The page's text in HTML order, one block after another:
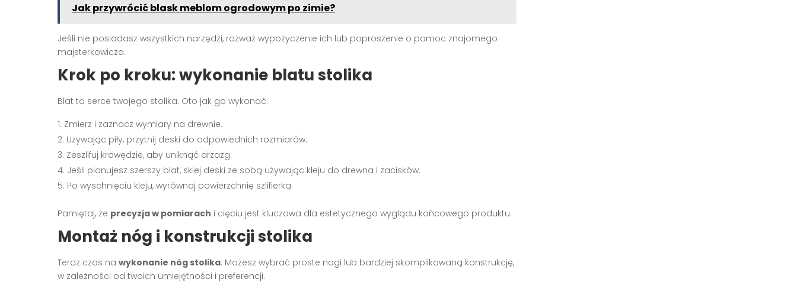
Jak przywrócić blask meblom ogrodowym po zimie?
Jeśli nie posiadasz wszystkich narzędzi, rozważ wypożyczenie ich lub poproszenie o pomoc znajomego
majsterkowicza.
Krok po kroku: wykonanie blatu stolika
Blat to serce twojego stolika. Oto jak go wykonać:
Zmierz i zaznacz wymiary na drewnie.
Używając piły, przytnij deski do odpowiednich rozmiarów.
Zeszlifuj krawędzie, aby uniknąć drzazg.
Jeśli planujesz szerszy blat, sklej deski ze sobą używając kleju do drewna i zacisków.
Po wyschnięciu kleju, wyrównaj powierzchnię szlifierką.
Pamiętaj, że precyzja w pomiarach i cięciu jest kluczowa dla estetycznego wyglądu końcowego produktu.
Montaż nóg i konstrukcji stolika
Teraz czas na wykonanie nóg stolika. Możesz wybrać proste nogi lub bardziej skomplikowaną konstrukcję,
w zależności od twoich umiejętności i preferencji.